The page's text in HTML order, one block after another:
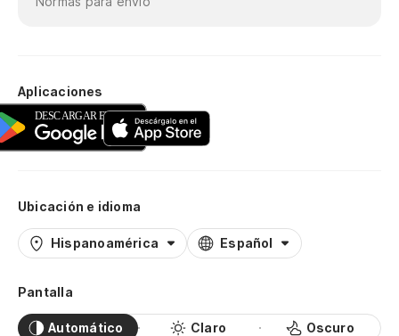
Aplicaciones
Ubicación e idioma
Hispanoamérica Español
Pantalla
Automático Claro Oscuro